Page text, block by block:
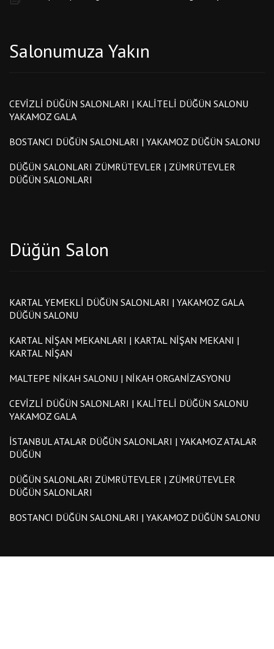
Salonumuza Yakın
CEVIZLI DÜĞÜN SALONLARI | KALITELI DÜĞÜN SALONU
YAKAMOZ GALA
BOSTANCI DÜĞÜN SALONLARI | YAKAMOZ DÜĞÜN SALONU
DÜĞÜN SALONLARI ZÜMRÜTEVLER | ZÜMRÜTEVLER
DÜĞÜN SALONLARI
Düğün Salon
KARTAL YEMEKLI DÜĞÜN SALONLARI | YAKAMOZ GALA
DÜĞÜN SALONU
KARTAL NIŞAN MEKANLARI | KARTAL NIŞAN MEKANI |
KARTAL NIŞAN
MALTEPE NIKAH SALONU | NIKAH ORGANIZASYONU
CEVIZLI DÜĞÜN SALONLARI | KALITELI DÜĞÜN SALONU
YAKAMOZ GALA
İSTANBUL ATALAR DÜĞÜN SALONLARI | YAKAMOZ ATALAR
DÜĞÜN
DÜĞÜN SALONLARI ZÜMRÜTEVLER | ZÜMRÜTEVLER
DÜĞÜN SALONLARI
BOSTANCI DÜĞÜN SALONLARI | YAKAMOZ DÜĞÜN SALONU